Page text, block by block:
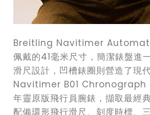
Breitling Navitimer
佩戴的41毫米尺寸，簡潔錶盤進
滑尺設計，凹槽錶圈則營造了現
Navitimer B01 Chronograph
年靈原版飛行員腕錶，擷取最經
配備環形飛行滑尺、刻度時標、